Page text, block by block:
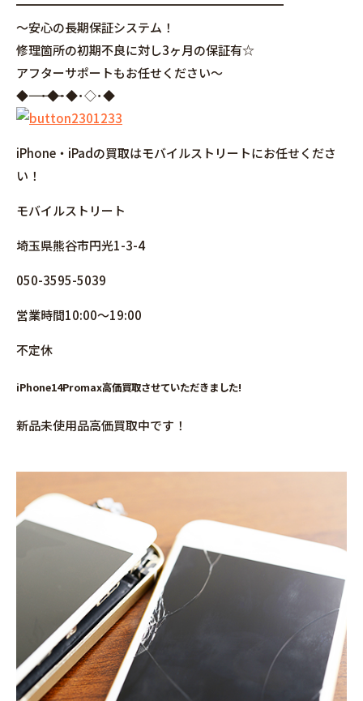
━━━━━━━━━━━━━━━━━━━━━━
～安心の長期保証システム！
修理箇所の初期不良に対し3ヶ月の保証有☆
アフターサポートもお任せください～
◆――――――――――――――――･◆･◆･◇･◆
iPhone・iPadの買取はモバイルストリートにお任せくださ
い！
モバイルストリート
埼玉県熊谷市円光1-3-4
050-3595-5039
営業時間10:00～19:00
不定休
iPhone14Promax高価買取させていただきました!
新品未使用品高価買取中です！